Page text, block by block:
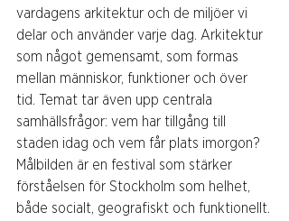
vardagens arkitektur och de miljöer vi
delar och använder varje dag. Arkitektur
som något gemensamt, som formas
mellan människor, funktioner och över
tid. Temat tar även upp centrala
samhällsfrågor: vem har tillgång till
staden idag och vem får plats imorgon?
Målbilden är en festival som stärker
förståelsen för Stockholm som helhet,
både socialt, geografiskt och funktionellt.